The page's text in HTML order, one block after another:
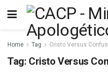
Home Tag Cristo Versus
Tag: Cristo Versus